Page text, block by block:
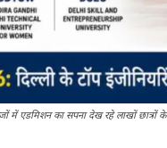
में एडमिशन का सपना देख रहे लाखों छात्रों